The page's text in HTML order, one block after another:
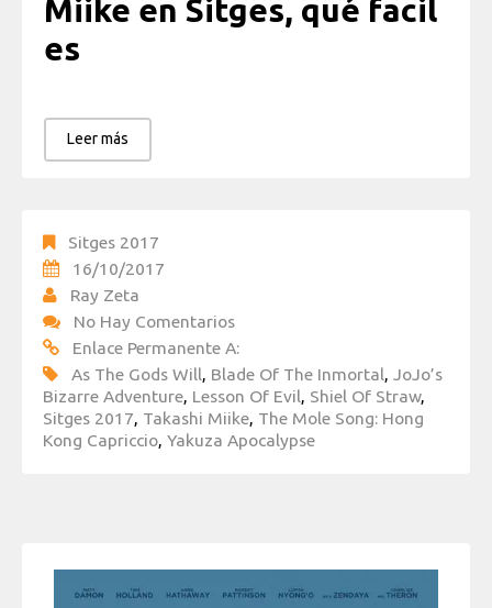
Miike en Sitges, qué facil
es
Leer más
Sitges 2017
16/10/2017
Ray Zeta
No Hay Comentarios
Enlace Permanente A:
As The Gods Will, Blade Of The Inmortal, JoJo’s
Bizarre Adventure, Lesson Of Evil, Shiel Of Straw,
Sitges 2017, Takashi Miike, The Mole Song: Hong
Kong Capriccio, Yakuza Apocalypse